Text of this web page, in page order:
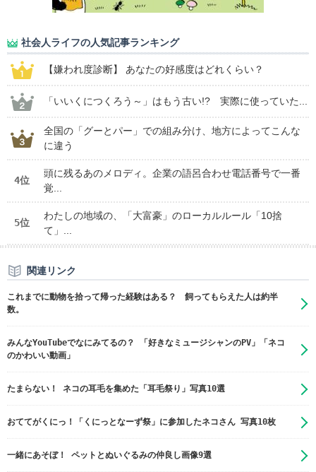
社会人ライフの人気記事ランキング
【嫌われ度診断】 あなたの好感度はどれくらい？
「いいくにつくろう～」はもう古い!? 実際に使っていた...
全国の「グーとパー」での組み分け、地方によってこんな
に違う
4位
頭に残るあのメロディ。企業の語呂合わせ電話番号で一番
覚...
5位
わたしの地域の、「大富豪」のローカルルール「10捨
て」...
関連リンク
これまでに動物を拾って帰った経験はある？ 飼ってもらえた人は約半
数。
みんなYouTubeでなにみてるの？ 「好きなミュージシャンのPV」「ネコ
のかわいい動画」
たまらない！ ネコの耳毛を集めた「耳毛祭り」写真10選
おててがくにっ！「くにっとなーず祭」に参加したネコさん 写真10枚
一緒にあそぼ！ ペットとぬいぐるみの仲良し画像9選